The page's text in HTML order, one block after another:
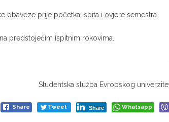
obaveze prije početka ispita i ovjere semestra.
predstojećim ispitnim rokovima.
Studentska služba Evropskog
Share Tweet Share Whatsapp